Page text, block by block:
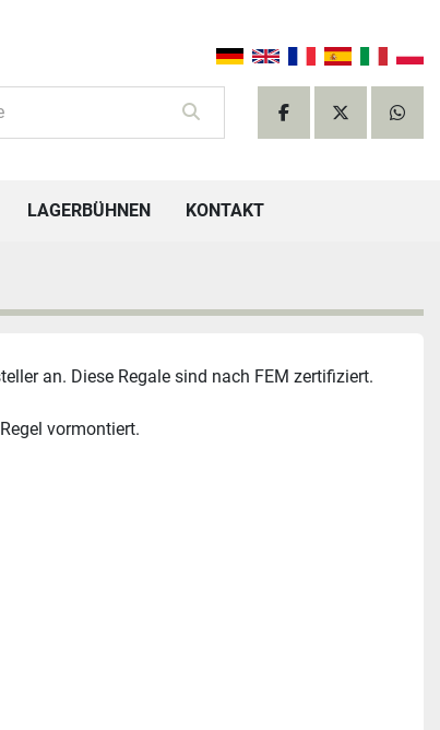
facebooktwitter
LAGERBÜHNEN KONTAKT
an. Diese Regale sind nach FEM zertifiziert.
vormontiert.